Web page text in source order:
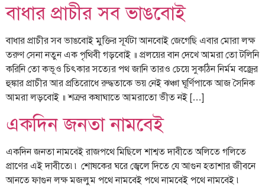
বাধার প্রাচীর সব ভাঙবোই
বাধার প্রাচীর সব ভাঙবোই মুক্তির সূর্যটা আনবোই জেগেছি এবার মোরা লক্ষ
তরুণ সেনা নতুন এক পৃথিবী গড়বোই ॥ প্রলয়ের বান দেখে আমরা তো টলিনি
করিনি তো কভূও চিৎকার সত্যের পথ জানি তারও চেয়ে সুকঠিন নির্মম বজ্রের
হুঙ্কার প্রাচীর আর প্রতিরোধে রুদ্ধতাকে ভয় নেই ঝঞ্চা ঘূর্ণিপাকে আজ সৈনিক
আমরা লড়বোই ॥ শত্রুর কষাঘাতে আমরাতো ভীত নই […]
একদিন জনতা নামবেই
একদিন জনতা নামবেই রাজপথে মিছিলে শাশ্বত দাবীতে অলিতে গলিতে
প্রাণের এই দাবীতে৷৷ শোষকের ঘরে জ্বেলে দিতে যে আগুন হতাশার জীবনে
আনতে ফাগুন লক্ষ মজলুম পথে নামবেই পথে নামবেই পথে নামবেই ৷